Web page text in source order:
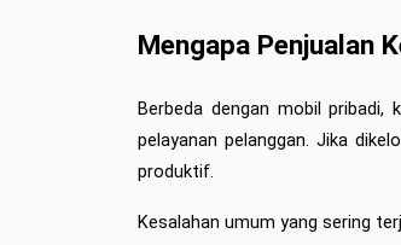
Mengapa Penjualan
Berbeda dengan mobil pribadi,
pelayanan pelanggan. Jika
produktif.
Kesalahan umum yang sering